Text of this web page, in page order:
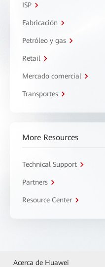
ISP
Fabricación
Petróleo y gas
Retail
Mercado comercial
Transportes
More Resources
Technical Support
Partners
Resource Center
Acerca de Huawei